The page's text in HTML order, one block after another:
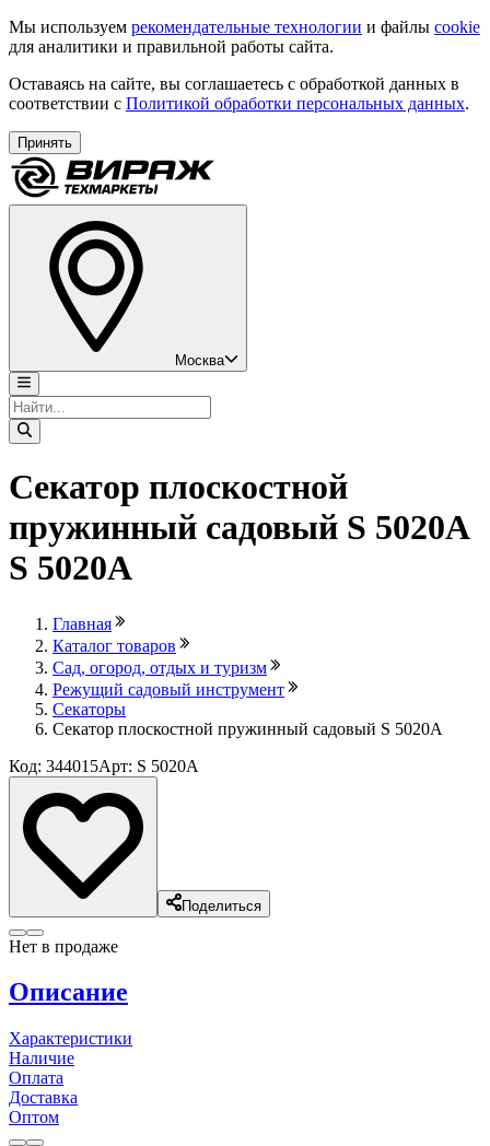
Мы используем рекомендательные технологии и файлы cookie
для аналитики и правильной работы сайта.
Оставаясь на сайте, вы соглашаетесь с обработкой данных в
соответствии с Политикой обработки персональных данных.
Принять
Москва
Секатор плоскостной
пружинный садовый S 5020A
S 5020A
Главная
Каталог товаров
Сад, огород, отдых и туризм
Режущий садовый инструмент
Секаторы
Секатор плоскостной пружинный садовый S 5020A
Код: 344015Арт: S 5020A
Поделиться
Нет в продаже
Описание
Характеристики
Наличие
Оплата
Доставка
Оптом